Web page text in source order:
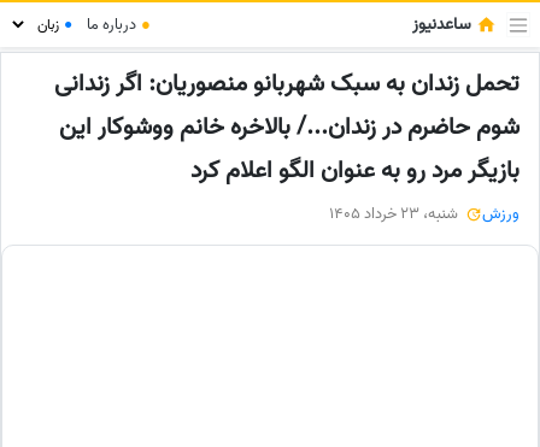
ساعدنیوز ● درباره ما ●
تحمل زندان به سبک شهربانو منصوریان: اگر زندانی
شوم حاضرم در زندان.../ بالاخره خانم ووشوکار این
بازیگر مرد رو به عنوان الگو اعلام کرد
ورزش شنبه، 23 خرداد 1405